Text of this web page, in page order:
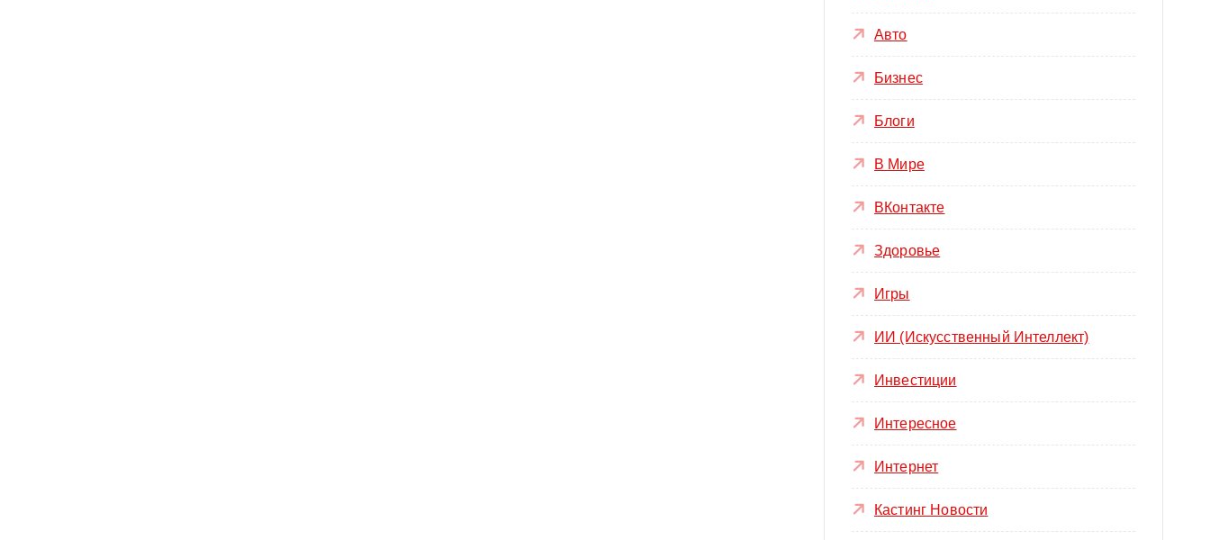
Авто
Бизнес
Блоги
В Мире
ВКонтакте
Здоровье
Игры
ИИ (Искусственный Интеллект)
Инвестиции
Интересное
Интернет
Кастинг Новости